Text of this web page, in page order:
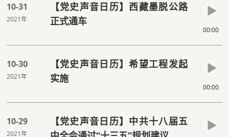
10-31
2021年
【党史声音日历】西藏墨脱公路
正式通车
00:00
10-30
2021年
【党史声音日历】希望工程发起
实施
00:00
10-29
2021年
【党史声音日历】中共十八届五